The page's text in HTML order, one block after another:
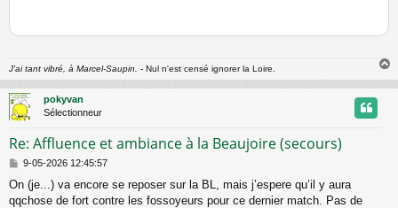
J'ai tant vibré, à Marcel-Saupin. - Nul n'est censé ignorer la Loire.
a
u
pokyvan
Sélectionneur
Re: Affluence et ambiance à la Beaujoire (secours)
M
s
s
9-05-2026 12:45:57
On (je...) va encore se reposer sur la BL, mais j’espere qu’il y aura
qqchose de fort contre les fossoyeurs pour ce dernier match. Pas de